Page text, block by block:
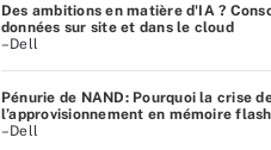
Des ambitions en matière d'IA ?
données sur site et dans le cloud
–Dell
Pénurie de NAND: Pourquoi la crise
l’approvisionnement en mémoire
–Dell